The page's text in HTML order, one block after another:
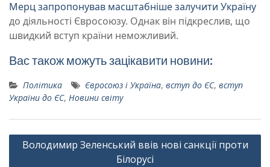
Мерцзапропонував масштабніше залучити Україну
до діяльності Євросоюзу. Однак він підкреслив, що
швидкий вступ країни неможливий.
Вас також можуть зацікавити новини:
Політика Євросоюз і Україна, вступ до ЄС, вступ
України до ЄС, Новини світу
Навігація
записів
Володимир Зеленський ввів нові санкції проти
Білорусі